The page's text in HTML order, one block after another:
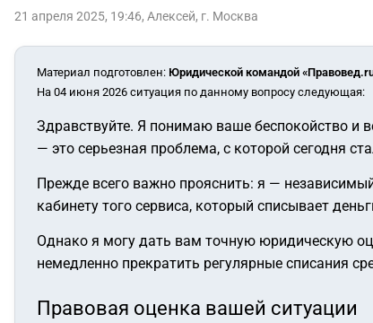
21 апреля 2025, 19:46, Алексей, г. Москва
Материал подготовлен: Юридической командой
На 04 июня 2026 ситуация по данному вопросу следующая:
Здравствуйте. Я понимаю ваше беспокойство и
— это серьезная проблема, с которой сегодня
Прежде всего важно прояснить: я —
кабинету того сервиса, который списывает
Однако я могу дать вам точную юридическую
немедленно прекратить регулярные списания
Правовая оценка вашей ситуации